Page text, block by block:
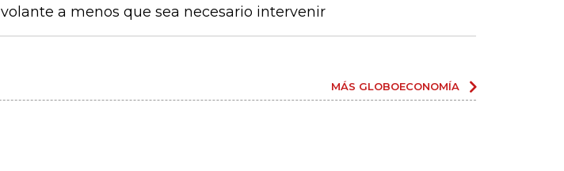
volante a menos que sea necesario intervenir
MÁS GLOBOECONOMÍA